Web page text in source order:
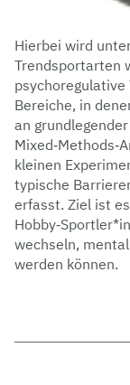
Hierbei wird
Trendsportarten
Bereiche, in
an
kleinen
typische
erfasst. Ziel ist
wechseln,
werden können.